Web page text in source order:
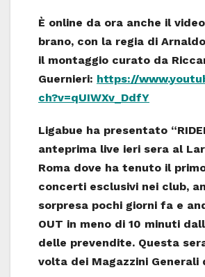
È online da ora anche il
brano, con la regia di
il montaggio curato da
Guernieri: https://
ch?v=qUIWXv_DdfY
Ligabue ha presentato
anteprima live ieri sera al
Roma dove ha tenuto il
concerti esclusivi nei club,
sorpresa pochi giorni fa e
OUT in meno di 10 minuti
delle prevendite. Questa
volta dei Magazzini Generali